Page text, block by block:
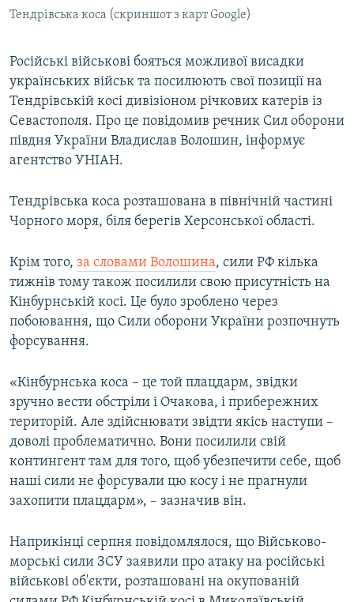
Усі сайти RFE/RL
Тендрівська коса (скриншот з карт Google)
Російські військові бояться можливої висадки
українських військ та посилюють свої позиції на
Тендрівській косі дивізіоном річкових катерів із
Севастополя. Про це повідомив речник Сил оборони
півдня України Владислав Волошин, інформує
агентство УНІАН.
Тендрівська коса розташована в північній частині
Чорного моря, біля берегів Херсонської області.
Крім того, за словами Волошина, сили РФ кілька
тижнів тому також посилили свою присутність на
Кінбурнській косі. Це було зроблено через
побоювання, що Сили оборони України розпочнуть
форсування.
«Кінбурнська коса – це той плацдарм, звідки
зручно вести обстріли і Очакова, і прибережних
територій. Але здійснювати звідти якісь наступи –
доволі проблематично. Вони посилили свій
контингент там для того, щоб убезпечити себе, щоб
наші сили не форсували цю косу і не прагнули
захопити плацдарм», – зазначив він.
Наприкінці серпня повідомлялося, що Військово-
морські сили ЗСУ заявили про атаку на російські
військові об'єкти, розташовані на окупованій